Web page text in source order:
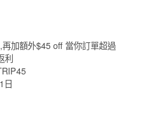
加額外$45 off 當你訂單超過
利
日